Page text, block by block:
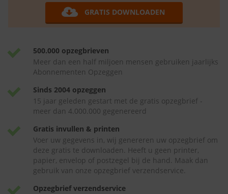
GRATIS DOWNLOADEN
500.000 opzegbrieven
Meer dan een half miljoen mensen gebruiken jaarlijks
Abonnementen Opzeggen
Sinds 2004 opzeggen
15 jaar geleden gestart met de gratis opzegbrief -
meer dan 4.000.000 gegenereerd
Gratis invullen & printen
Voer uw gegevens in, wij genereren uw opzegbrief om
deze gratis te downloaden. Heeft u geen printer,
papier, envelop of postzegel bij de hand. Maak dan
gebruik van onze opzegbrief verzendservice.
Opzegbrief verzendservice